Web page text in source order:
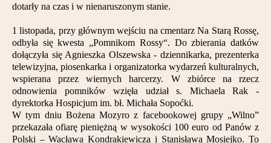
dotarły na czas i w nienaruszonym stanie.
1 listopada, przy głównym wejściu na cmentarz Na Starą Rossę,
odbyła się kwesta „Pomnikom Rossy“. Do zbierania datków
dołączyła się Agnieszka Olszewska - dziennikarka, prezenterka
telewizyjna, piosenkarka i organizatorka wydarzeń kulturalnych,
wspierana przez wiernych harcerzy. W zbiórce na rzecz
odnowienia pomników wzięła udział s. Michaela Rak -
dyrektorka Hospicjum im. bł. Michała Sopoćki.
W tym dniu Bożena Mozyro z facebookowej grupy „Wilno”
przekazała ofiarę pieniężną w wysokości 100 euro od Panów z
Polski – Wacława Kondrakiewicza i Stanisława Mosiejko. To